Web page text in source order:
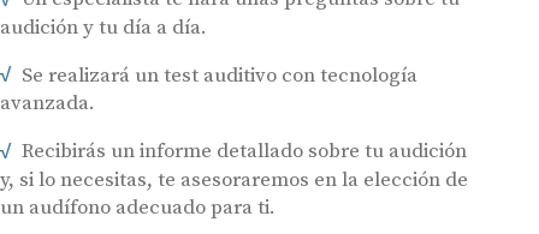
audición y tu día a día.
Se realizará un test auditivo con tecnología
avanzada.
Recibirás un informe detallado sobre tu audición
y, si lo necesitas, te asesoraremos en la elección de
un audífono adecuado para ti.